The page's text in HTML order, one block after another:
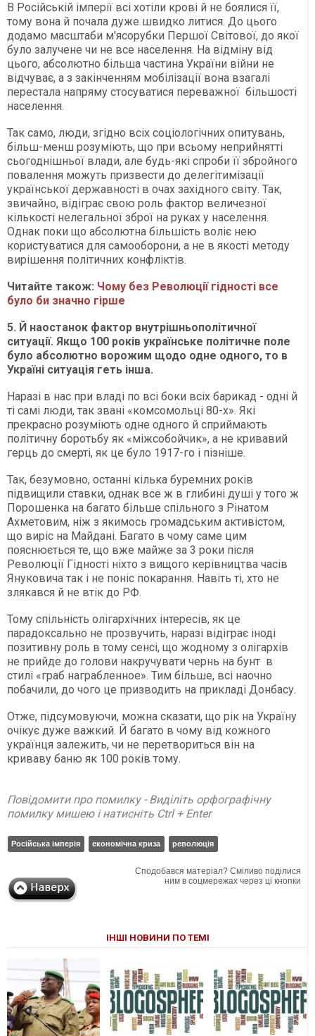
В Російській імперії всі хотіли крові й не боялися її,
тому вона й почала дуже швидко литися. До цього
додамо масштаби м'ясорубки Першої Світової, до якої
було залучене чи не все населення. На відміну від
цього, абсолютно більша частина України війни не
відчуває, а з закінченням мобілізації вона взагалі
перестала напряму стосуватися переважної більшості
населення.
Так само, люди, згідно всіх соціологічних опитувань,
більш-менш розуміють, що при всьому неприйнятті
сьогоднішньої влади, але будь-які спроби її збройного
повалення можуть призвести до делегітимізації
української державності в очах західного світу. Так,
звичайно, відіграє свою роль фактор величезної
кількості нелегальної зброї на руках у населення.
Однак поки що абсолютна більшість воліє нею
користуватися для самооборони, а не в якості методу
вирішення політичних конфліктів.
Читайте також: Чому без Революції гідності все
було би значно гірше
5. Й наостанок фактор внутрішньополітичної
ситуації. Якщо 100 років українське політичне поле
було абсолютно ворожим щодо одне одного, то в
Україні ситуація геть інша.
Наразі в нас при владі по всі боки всіх барикад - одні й
ті самі люди, так звані «комсомольці 80-х». Які
прекрасно розуміють одне одного й сприймають
політичну боротьбу як «міжсобойчик», а не кривавий
герць до смерті, як це було 1917-го і пізніше.
Так, безумовно, останні кілька буремних років
підвищили ставки, однак все ж в глибині душі у того ж
Порошенка на багато більше спільного з Рінатом
Ахметовим, ніж з якимось громадським активістом,
що виріс на Майдані. Багато в чому саме цим
пояснюється те, що вже майже за 3 роки після
Революції Гідності ніхто з вищого керівництва часів
Януковича так і не поніс покарання. Навіть ті, хто не
злякався й не втік до РФ.
Тому спільність олігархічних інтересів, як це
парадоксально не прозвучить, наразі відіграє іноді
позитивну роль в тому сенсі, що жодному з олігархів
не прийде до голови накручувати чернь на бунт в
стилі «граб награбленное». Тим більше, всі наочно
побачили, до чого це призводить на прикладі Донбасу.
Отже, підсумовуючи, можна сказати, що рік на Україну
очікує дуже важкий. Й багато в чому від кожного
українця залежить, чи не перетвориться він на
криваву баню як 100 років тому.
Повідомити про помилку - Виділіть орфографічну
помилку мишею і натисніть Ctrl + Enter
Російська імперія економічна криза революція
Сподобався матеріал? Сміливо поділися
ним в соцмережах через ці кнопки
ІНШІ НОВИНИ ПО ТЕМІ